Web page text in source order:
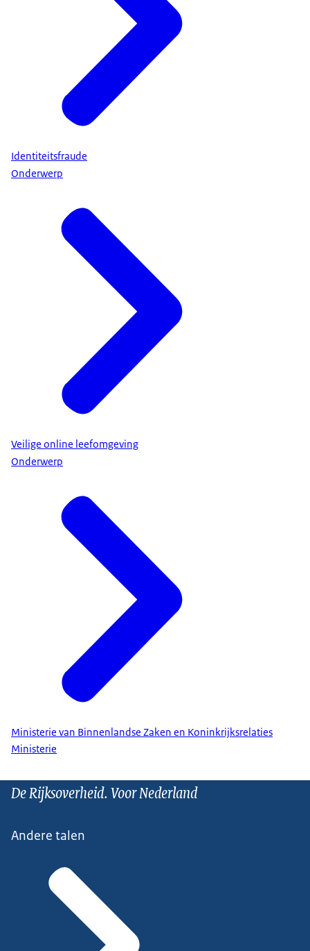
Identiteitsfraude
Onderwerp
Veilige online leefomgeving
Onderwerp
Ministerie van Binnenlandse Zaken en Koninkrijksrelaties
Ministerie
De Rijksoverheid. Voor Nederland
Andere talen